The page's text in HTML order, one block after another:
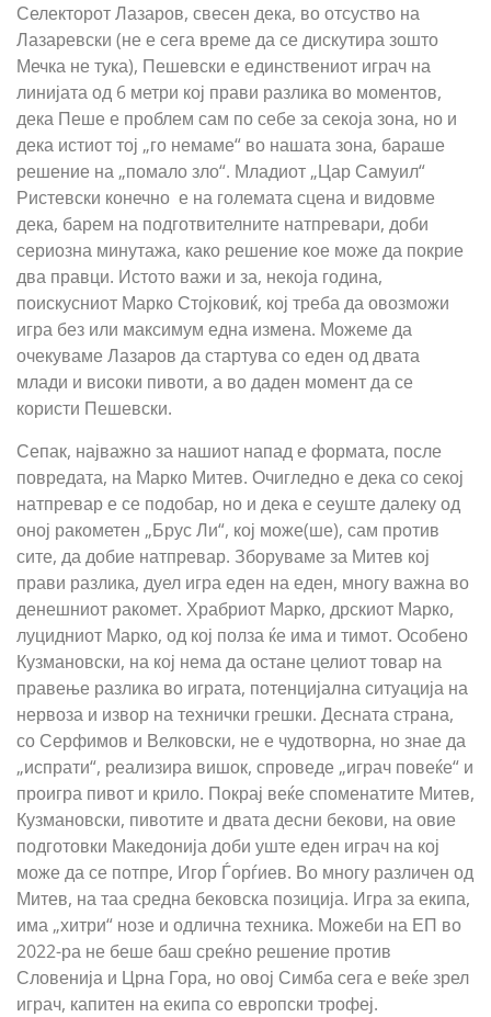
Селекторот Лазаров, свесен дека, во отсуство на
Лазаревски (не е сега време да се дискутира зошто
Мечка не тука), Пешевски е единствениот играч на
линијата од 6 метри кој прави разлика во моментов,
дека Пеше е проблем сам по себе за секоја зона, но и
дека истиот тој „го немаме“ во нашата зона, бараше
решение на „помало зло“. Младиот „Цар Самуил“
Ристевски конечно е на големата сцена и видовме
дека, барем на подготвителните натпревари, доби
сериозна минутажа, како решение кое може да покрие
два правци. Истото важи и за, некоја година,
поискусниот Марко Стојковиќ, кој треба да овозможи
игра без или максимум една измена. Можеме да
очекуваме Лазаров да стартува со еден од двата
млади и високи пивоти, а во даден момент да се
користи Пешевски.
Сепак, најважно за нашиот напад е формата, после
повредата, на Марко Митев. Очигледно е дека со секој
натпревар е се подобар, но и дека е сеуште далеку од
оној ракометен „Брус Ли“, кој може(ше), сам против
сите, да добие натпревар. Зборуваме за Митев кој
прави разлика, дуел игра еден на еден, многу важна во
денешниот ракомет. Храбриот Марко, дрскиот Марко,
луцидниот Марко, од кој полза ќе има и тимот. Особено
Кузмановски, на кој нема да остане целиот товар на
правење разлика во играта, потенцијална ситуација на
нервоза и извор на технички грешки. Десната страна,
со Серфимов и Велковски, не е чудотворна, но знае да
„испрати“, реализира вишок, спроведе „играч повеќе“ и
проигра пивот и крило. Покрај веќе споменатите Митев,
Кузмановски, пивотите и двата десни бекови, на овие
подготовки Македонија доби уште еден играч на кој
може да се потпре, Игор Ѓорѓиев. Во многу различен од
Митев, на таа средна бековска позиција. Игра за екипа,
има „хитри“ нозе и одлична техника. Можеби на ЕП во
2022-ра не беше баш среќно решение против
Словенија и Црна Гора, но овој Симба сега е веќе зрел
играч, капитен на екипа со европски трофеј.